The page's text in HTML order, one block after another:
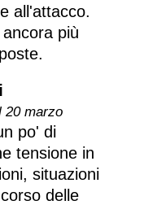
all'attacco.
più
20 marzo
po' di
tensione in
situazioni
delle